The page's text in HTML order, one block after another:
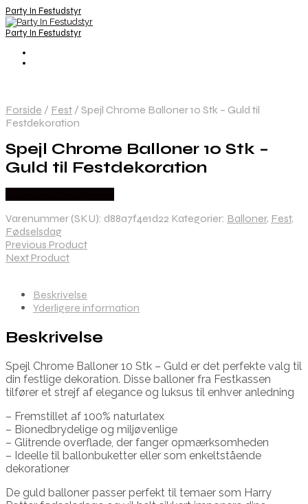
Party In Festudstyr
Party In Festudstyr
Forside / Fest / Spejl Chrome Balloner 10 Stk – Guld til
Festdekoration
Spejl Chrome Balloner 10 Stk –
Guld til Festdekoration
Varenummer (SKU): d88a7f4e1d22 Kategorier: Balloner, Fest,
Fødselsdag
Previous Product
Next Product
Beskrivelse
Yderligere information
Beskrivelse
Spejl Chrome Balloner 10 Stk – Guld er det perfekte valg til
din festlige dekoration. Disse balloner fra Festkassen
tilfører et strejf af elegance og luksus til enhver anledning
– Fremstillet af 100% naturlatex
– Bionedbrydelige og miljøvenlige
– Glitrende overflade, der fanger opmærksomheden
– Ideelle til ballonbuketter eller som enkeltstående
dekorationer
De guld balloner passer perfekt til temaer som Harry